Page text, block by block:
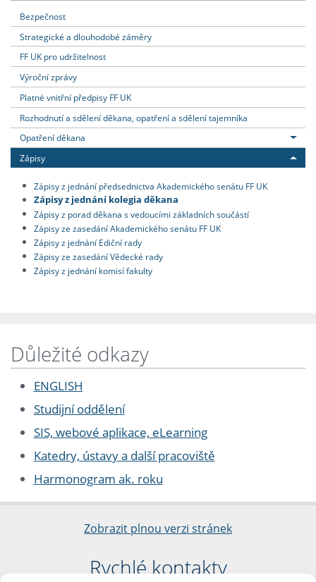
Bezpečnost
Strategické a dlouhodobé záměry
FF UK pro udržitelnost
Výroční zprávy
Platné vnitřní předpisy FF UK
Rozhodnutí a sdělení děkana, opatření a sdělení tajemníka
Opatření děkana
Zápisy
Zápisy z jednání předsednictva Akademického senátu FF UK
Zápisy z jednání kolegia děkana
Zápisy z porad děkana s vedoucími základních součástí
Zápisy ze zasedání Akademického senátu FF UK
Zápisy z jednání Ediční rady
Zápisy ze zasedání Vědecké rady
Zápisy z jednání komisí fakulty
Důležité odkazy
ENGLISH
Studijní oddělení
SIS, webové aplikace, eLearning
Katedry, ústavy a další pracoviště
Harmonogram ak. roku
Zobrazit plnou verzi stránek
Rychlé kontakty